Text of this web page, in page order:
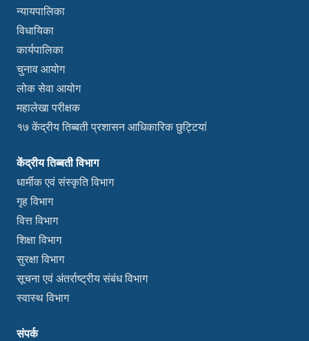
न्यायपालिका
विधायिका
कार्यपालिका
चुनाव आयोग
लोक सेवा आयोग
महालेखा परीक्षक
१७ केंद्रीय तिब्बती प्रशासन आधिकारिक छुट्टियां
केंद्रीय तिब्बती विभाग
धार्मीक एवं संस्कृति विभाग
गृह विभाग
वित्त विभाग
शिक्षा विभाग
सुरक्षा विभाग
सूचना एवं अंतर्राष्ट्रीय संबंध विभाग
स्वास्थ विभाग
संपर्क